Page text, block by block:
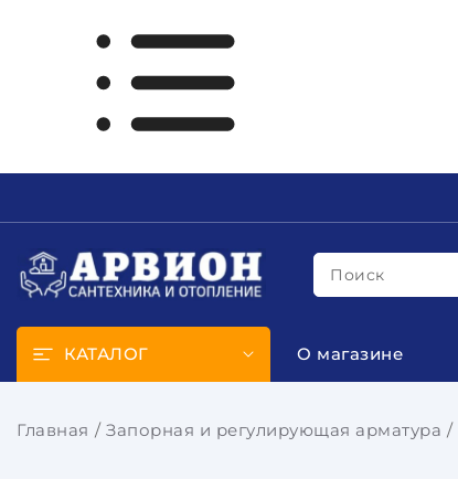
Поиск
КАТАЛОГ О магазине
Главная Запорная и регулирующая арматура